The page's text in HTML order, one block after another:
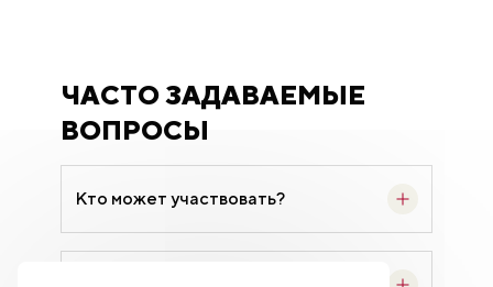
ЧАСТО ЗАДАВАЕМЫЕ
ВОПРОСЫ
Кто может участвовать?